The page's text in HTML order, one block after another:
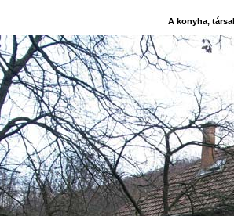
A konyha,